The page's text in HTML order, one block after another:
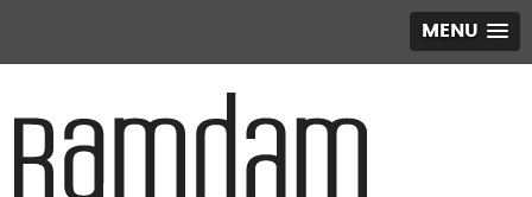
MENU